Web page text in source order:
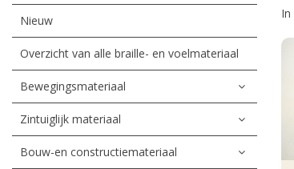
Nieuw
Overzicht van alle braille- en voelmateriaal
Bewegingsmateriaal
Zintuiglijk materiaal
Bouw-en constructiemateriaal